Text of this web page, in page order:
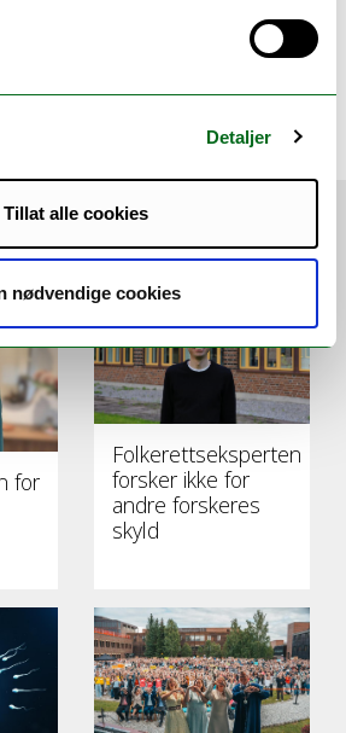
Detaljer
Tillat alle cookies
nødvendige cookies
for
Folkerettseksperten
forsker ikke for
andre forskeres
skyld